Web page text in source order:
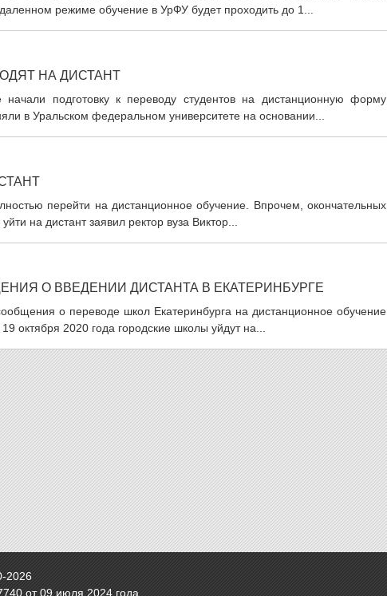
режиме обучение в УрФУ будет проходить до 1...
НА ДИСТАНТ
подготовку к переводу студентов на дистанционную форму
в Уральском федеральном университете на основании...
перейти на дистанционное обучение. Впрочем, окончательных
на дистант заявил ректор вуза Виктор...
О ВВЕДЕНИИ ДИСТАНТА В ЕКАТЕРИНБУРГЕ
о переводе школ Екатеринбурга на дистанционное обучение
2020 года городские школы уйдут на...
2026
от 09 июля 2024 года.